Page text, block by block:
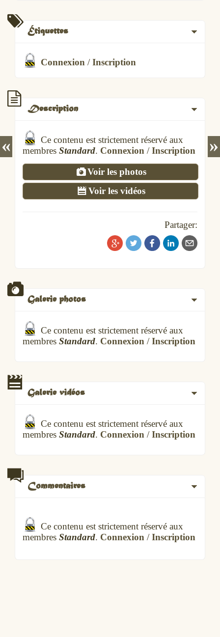
Étiquettes
Connexion /Inscription
Description
Ce contenu est strictement réservé aux
membres Standard. Connexion /Inscription
Voir les photos
Voir les vidéos
Partager:
Galerie photos
Ce contenu est strictement réservé aux
membres Standard. Connexion /Inscription
Galerie vidéos
Ce contenu est strictement réservé aux
membres Standard. Connexion /Inscription
Commentaires
Ce contenu est strictement réservé aux
membres Standard. Connexion /Inscription
« »